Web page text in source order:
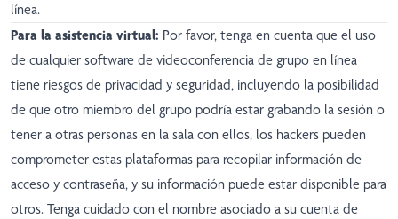
línea.
Para la asistencia virtual: Por favor, tenga en cuenta que el uso
de cualquier software de videoconferencia de grupo en línea
tiene riesgos de privacidad y seguridad, incluyendo la posibilidad
de que otro miembro del grupo podría estar grabando la sesión o
tener a otras personas en la sala con ellos, los hackers pueden
comprometer estas plataformas para recopilar información de
acceso y contraseña, y su información puede estar disponible para
otros. Tenga cuidado con el nombre asociado a su cuenta de